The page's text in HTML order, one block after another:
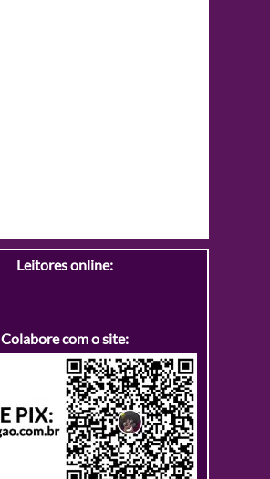
Leitores online:
Colabore com o site: